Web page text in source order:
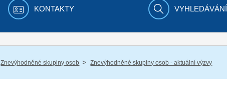
KONTAKTY VYHLEDÁVÁNÍ
Znevýhodněné skupiny osob / Znevýhodněné skupiny osob - aktuální výzvy